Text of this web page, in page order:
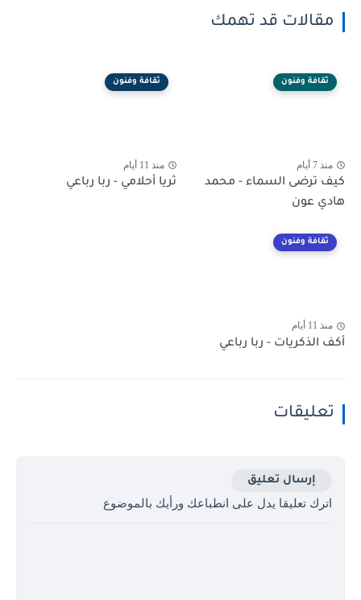
مقالات قد تهمك
ثقافة وفنون
منذ 7 أيام
كيف ترضى السماء - محمد
هادي عون
ثقافة وفنون
منذ 11 أيام
ثريا أحلامي - ربا رباعي
ثقافة وفنون
منذ 11 أيام
أكف الذكريات - ربا رباعي
تعليقات
إرسال تعليق
اترك تعليقا يدل على انطباعك ورأيك بالموضوع